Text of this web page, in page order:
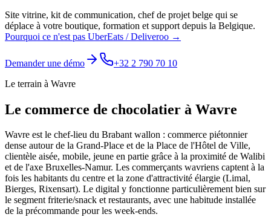
Site vitrine, kit de communication, chef de projet belge qui se
déplace à votre boutique, formation et support depuis la Belgique.
Pourquoi ce n'est pas UberEats / Deliveroo →
Demander une démo
+32 2 790 70 10
Le terrain à Wavre
Le commerce de chocolatier à Wavre
Wavre est le chef-lieu du Brabant wallon : commerce piétonnier
dense autour de la Grand-Place et de la Place de l'Hôtel de Ville,
clientèle aisée, mobile, jeune en partie grâce à la proximité de Walibi
et de l'axe Bruxelles-Namur. Les commerçants wavriens captent à la
fois les habitants du centre et la zone d'attractivité élargie (Limal,
Bierges, Rixensart). Le digital y fonctionne particulièrement bien sur
le segment friterie/snack et restaurants, avec une habitude installée
de la précommande pour les week-ends.